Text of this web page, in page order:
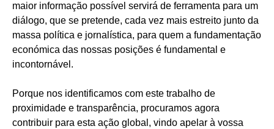
maior informação possível servirá de ferramenta para um
diálogo, que se pretende, cada vez mais estreito junto da
massa política e jornalística, para quem a fundamentação
económica das nossas posições é fundamental e
incontornável.
Porque nos identificamos com este trabalho de
proximidade e transparência, procuramos agora
contribuir para esta ação global, vindo apelar à vossa